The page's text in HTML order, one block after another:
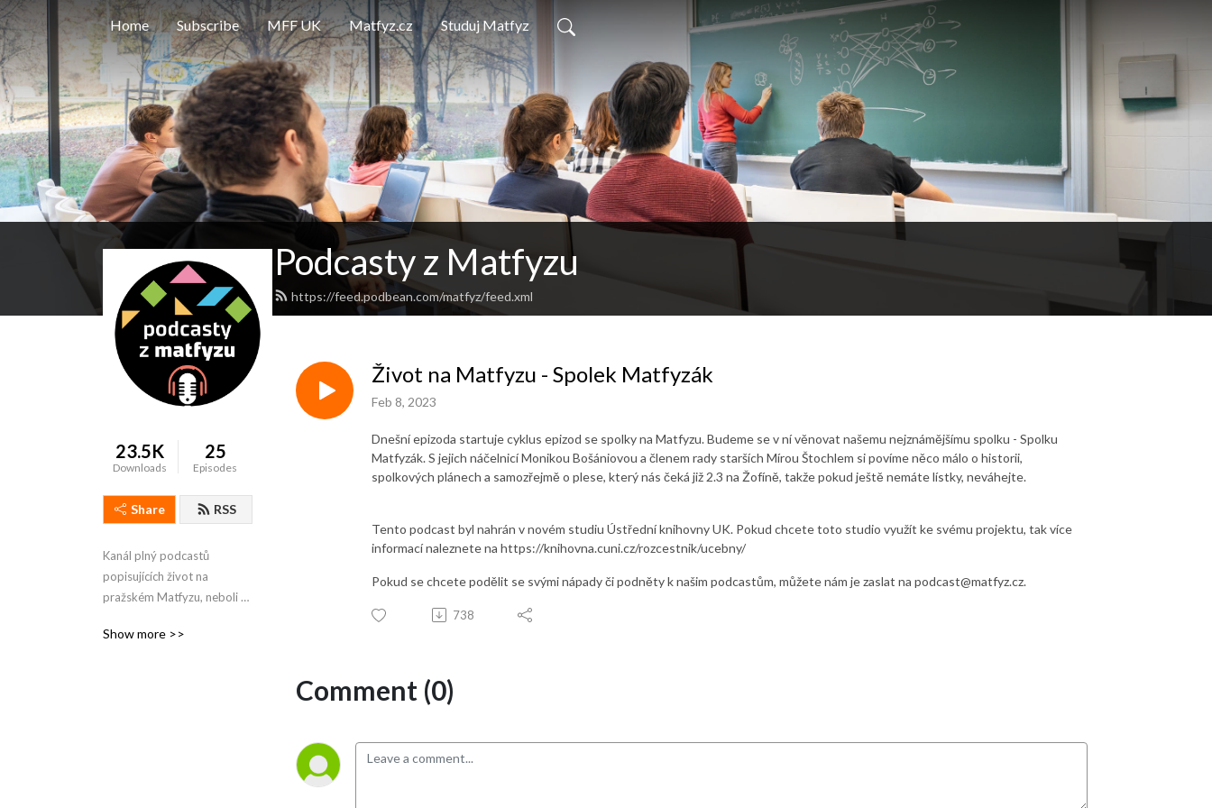
Home Subscribe MFF UK Matfyz.cz Studuj Matfyz
Podcasty z Matfyzu
https://feed.podbean.com/matfyz/feed.xml
23.5K
Downloads
25
Episodes
Share RSS
Kanál plný podcastů
popisujících život na
pražském Matfyzu, neboli
fakultě Univerzity Karlovy.
Show more >>
Život na Matfyzu - Spolek Matfyzák
Feb 8, 2023
Dnešní epizoda startuje cyklus epizod se spolky na Matfyzu. Budeme se v ní věnovat našemu nejznámějšímu spolku - Spolku
Matfyzák. S jejich náčelnicí Monikou Bošániovou a členem rady starších Mírou Štochlem si povíme něco málo o historii,
spolkových plánech a samozřejmě o plese, který nás čeká již 2.3 na Žofíně, takže pokud ještě nemáte lístky, neváhejte.
Tento podcast byl nahrán v novém studiu Ústřední knihovny UK. Pokud chcete toto studio využít ke svému projektu, tak více
informací naleznete na https://knihovna.cuni.cz/rozcestnik/ucebny/
Pokud se chcete podělit se svými nápady či podněty k našim podcastům, můžete nám je zaslat na podcast@matfyz.cz.
738
Comment (0)